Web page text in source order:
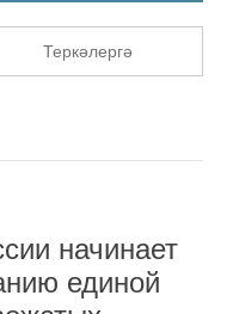
Теркәлергә
начинает
единой